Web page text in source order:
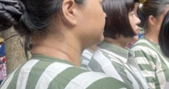
ĐA CHIỀU